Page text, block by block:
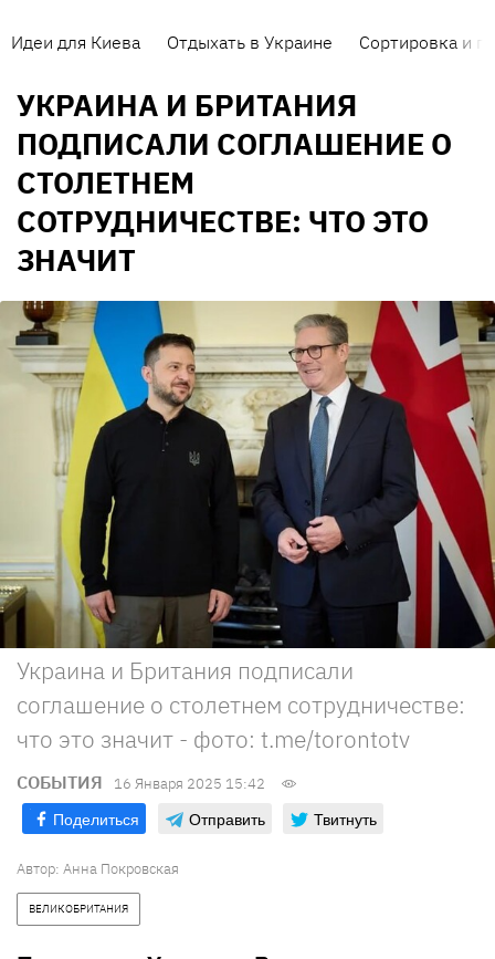
Идеи для Киева Отдыхать в Украине Сортировка и
УКРАИНА И БРИТАНИЯ
ПОДПИСАЛИ СОГЛАШЕНИЕ О
СТОЛЕТНЕМ
СОТРУДНИЧЕСТВЕ: ЧТО ЭТО
ЗНАЧИТ
Украина и Британия подписали
соглашение о столетнем сотрудничестве:
что это значит - фото: t.me/torontotv
СОБЫТИЯ 16 Января 2025 15:42
Поделиться Отправить Твитнуть
Автор: Анна Покровская
ВЕЛИКОБРИТАНИЯ